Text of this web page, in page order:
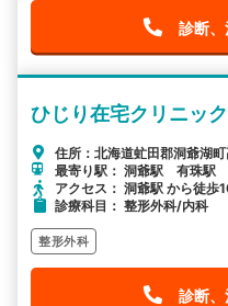
診断
ひじり在宅クリニック
住所：北海道虻田郡洞爺湖
最寄り駅： 洞爺駅 有珠駅
アクセス： 洞爺駅 から徒歩
診療科目： 整形外科/内科
整形外科
診断